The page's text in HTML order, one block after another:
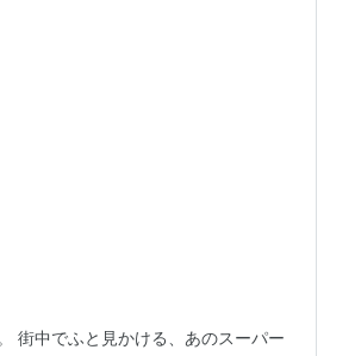
街中でふと見かける、あのスーパー